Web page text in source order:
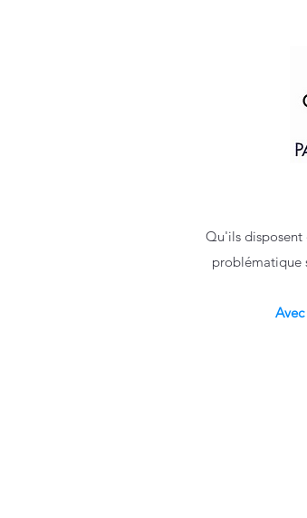
Qu'ils disposent
problématique